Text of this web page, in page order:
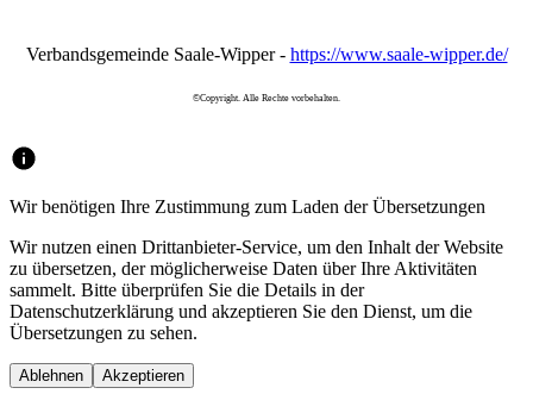
Verbandsgemeinde Saale-Wipper - https://www.saale-wipper.de/
©Copyright. Alle Rechte vorbehalten.
Wir benötigen Ihre Zustimmung zum Laden der Übersetzungen
Wir nutzen einen Drittanbieter-Service, um den Inhalt der Website
zu übersetzen, der möglicherweise Daten über Ihre Aktivitäten
sammelt. Bitte überprüfen Sie die Details in der
Datenschutzerklärung und akzeptieren Sie den Dienst, um die
Übersetzungen zu sehen.
Ablehnen Akzeptieren